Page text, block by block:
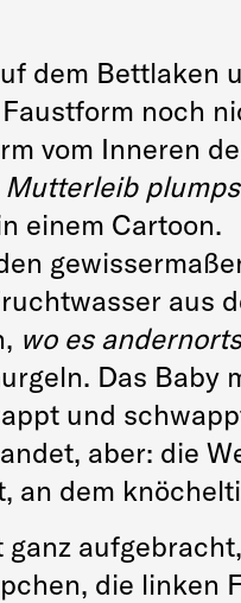
dem
noch
vom Inneren
Mutterleib
einem Cartoon.
aus
wo es
Das
und
aber: die
an dem
die linken